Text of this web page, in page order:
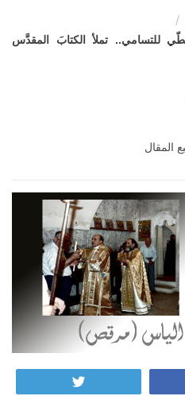
/
للتسامي.. تملأ الكتابَ المقدَّس
المقال